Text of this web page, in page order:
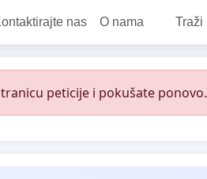
nas O nama Traži
peticije i pokušate ponovo.